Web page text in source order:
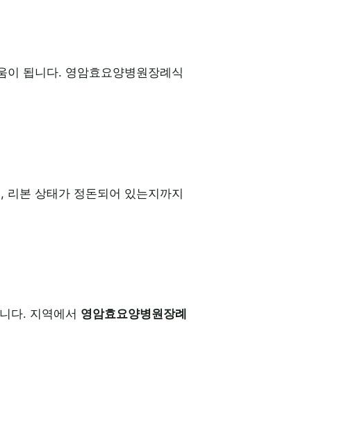
이 됩니다. 영암효요양병원장례식
리본 상태가 정돈되어 있는지까지
다. 지역에서 영암효요양병원장례